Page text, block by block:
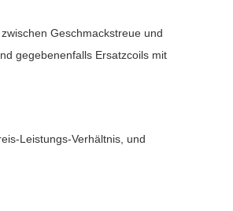
Geschmackstreue und
gegebenenfalls Ersatzcoils mit
Leistungs-Verhältnis, und